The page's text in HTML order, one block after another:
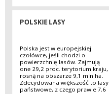
POLSKIE LASY
Polska jest w europejskiej
czołówce, jeśli chodzi o
powierzchnię lasów. Zajmują
one 29,2 proc. terytorium kraju,
rosną na obszarze 9,1 mln ha.
Zdecydowana większość to lasy
państwowe, z czego prawie 7,6